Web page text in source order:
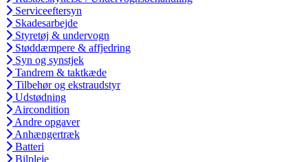
Serviceeftersyn
Skadesarbejde
Styretøj & undervogn
Støddæmpere & affjedring
Syn og synstjek
Tandrem & taktkæde
Tilbehør og ekstraudstyr
Udstødning
Aircondition
Andre opgaver
Anhængertræk
Batteri
Bilpleje